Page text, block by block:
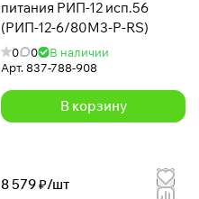
питания РИП-12 исп.56
(РИП-12-6/80М3-Р-RS)
0 0
В наличии
Арт.837-788-908
В корзину
8 579 ₽/шт